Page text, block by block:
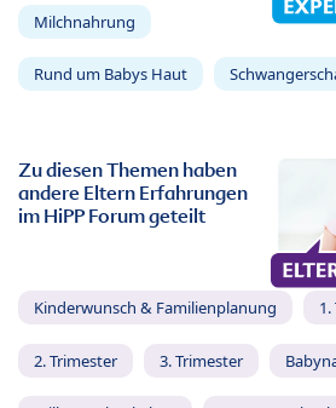
Milchnahrung
Rund um Babys Haut
Zu diesen Themen haben
andere Eltern Erfahrungen
im HiPP Forum geteilt
Kinderwunsch & Familienplanung
2. Trimester 3. Trimester